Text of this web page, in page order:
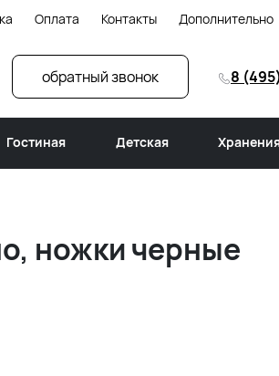
Оплата Контакты Дополнительно
обратный звонок 8
Гостиная Детская
ножки черные